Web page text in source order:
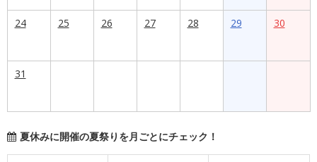
24 25 26 27 28 29 30
31
夏休みに開催の夏祭りを月ごとにチェック！